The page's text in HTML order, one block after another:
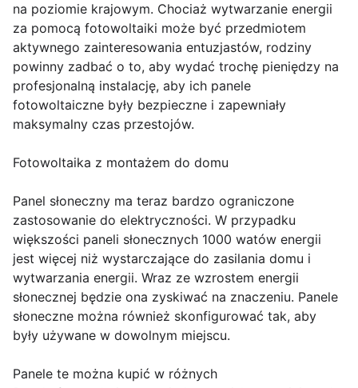
na poziomie krajowym. Chociaż wytwarzanie energii
za pomocą fotowoltaiki może być przedmiotem
aktywnego zainteresowania entuzjastów, rodziny
powinny zadbać o to, aby wydać trochę pieniędzy na
profesjonalną instalację, aby ich panele
fotowoltaiczne były bezpieczne i zapewniały
maksymalny czas przestojów.
Fotowoltaika z montażem do domu
Panel słoneczny ma teraz bardzo ograniczone
zastosowanie do elektryczności. W przypadku
większości paneli słonecznych 1000 watów energii
jest więcej niż wystarczające do zasilania domu i
wytwarzania energii. Wraz ze wzrostem energii
słonecznej będzie ona zyskiwać na znaczeniu. Panele
słoneczne można również skonfigurować tak, aby
były używane w dowolnym miejscu.
Panele te można kupić w różnych